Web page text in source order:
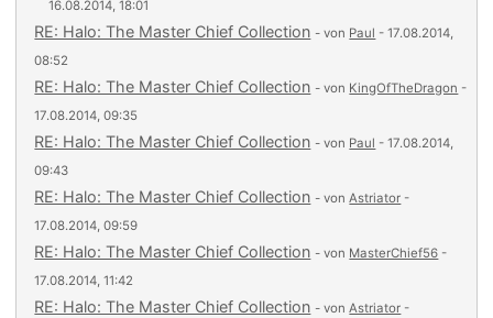
16.08.2014, 18:01
RE: Halo: The Master Chief Collection - von Paul - 17.08.2014,
08:52
RE: Halo: The Master Chief Collection - von KingOfTheDragon -
17.08.2014, 09:35
RE: Halo: The Master Chief Collection - von Paul - 17.08.2014,
09:43
RE: Halo: The Master Chief Collection - vonAstriator -
17.08.2014, 09:59
RE: Halo: The Master Chief Collection - von MasterChief56 -
17.08.2014, 11:42
RE: Halo: The Master Chief Collection - vonAstriator -